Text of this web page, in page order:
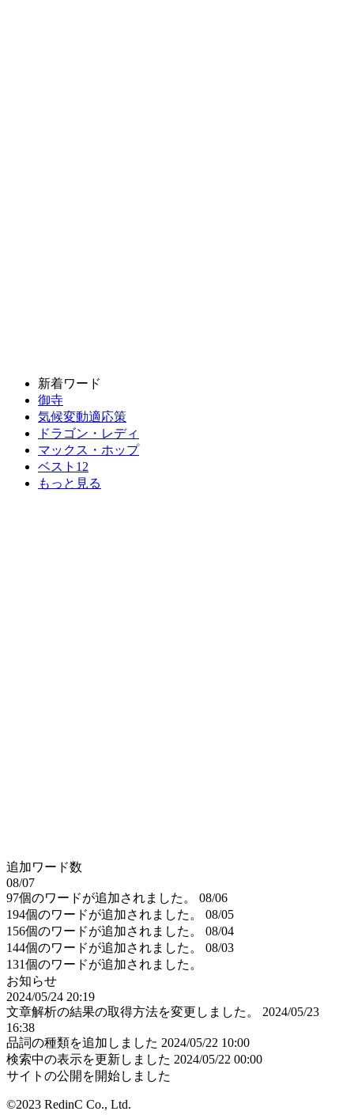
新着ワード
御寺
気候変動適応策
ドラゴン・レディ
マックス・ホップ
ベスト12
もっと見る
追加ワード数
08/07
97個のワードが追加されました。
08/06
194個のワードが追加されました。
08/05
156個のワードが追加されました。
08/04
144個のワードが追加されました。
08/03
131個のワードが追加されました。
お知らせ
2024/05/24 20:19
文章解析の結果の取得方法を変更しました。
2024/05/23
16:38
品詞の種類を追加しました 2024/05/22 10:00
検索中の表示を更新しました 2024/05/22 00:00
サイトの公開を開始しました
©2023 RedinC Co., Ltd.